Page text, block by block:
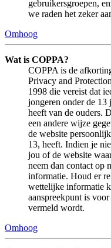
gebruikersgroepen,
we raden het zeker
Omhoog
Wat is COPPA?
COPPA is de
Privacy and
1998 die vereist dat
jongeren onder de 13
heeft van de ouders.
een andere wijze
de website
13, heeft. Indien je
jou of de website
neem dan contact op
informatie. Houd er
wettelijke informatie
aanspreekpunt is
vermeld wordt.
Omhoog